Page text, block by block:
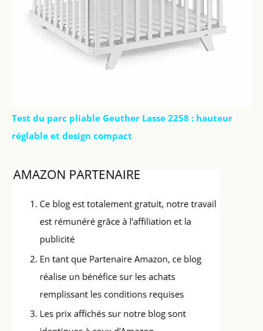
Test du parc pliable Geuther Lasse 2258 : hauteur
réglable et design compact